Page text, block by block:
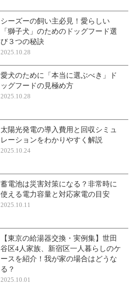
シーズーの飼い主必見！愛らしい
「獅子犬」のためのドッグフード選
び３つの秘訣
2025.10.28
愛犬のために「本当に選ぶべき」ド
ッグフードの見極め方
2025.10.28
太陽光発電の導入費用と回収シミュ
レーションをわかりやすく解説
2025.10.24
蓄電池は災害対策になる？非常時に
使える電力容量と対応家電の目安
2025.10.11
【東京の給湯器交換・実例集】世田
谷区4人家族、新宿区一人暮らしのケ
ースを紹介！我が家の場合はどうな
る？
2025.10.01